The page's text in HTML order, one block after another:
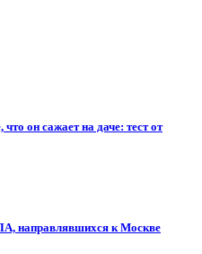
он сажает на даче: тест от
направлявшихся к Москве